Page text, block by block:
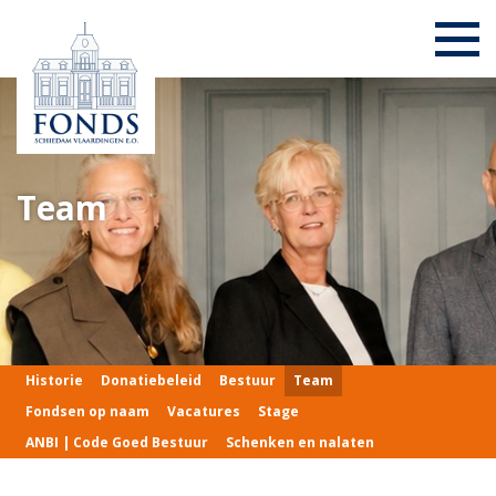
Team
Historie Donatiebeleid Bestuur
Team
Fondsen op naam
Vacatures
Stage
ANBI | Code Goed Bestuur
Schenken en nalaten